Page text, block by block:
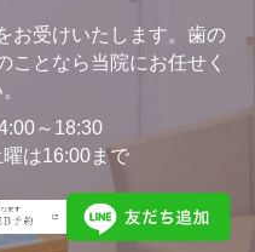
お受けいたします。歯の
ことなら当院にお任せく
～18:30
は16:00まで